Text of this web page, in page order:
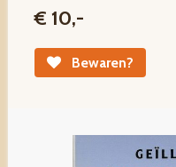
€ 10,-
Bewaren?